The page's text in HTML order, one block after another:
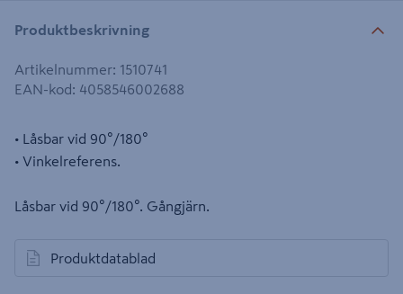
Produktbeskrivning
Artikelnummer: 1510741
EAN-kod: 4058546002688
• Låsbar vid 90°/180°
• Vinkelreferens.
Låsbar vid 90°/180°. Gångjärn.
Produktdatablad
öppnas i en ny flik